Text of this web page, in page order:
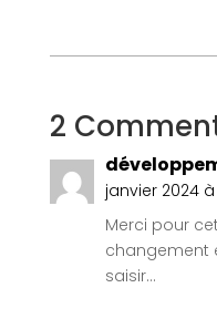
2
janvier 2024 à
Merci pour
changement
saisir…